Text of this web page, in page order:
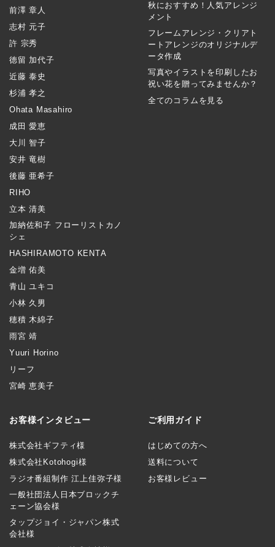
前澤 章人
志村 元子
許 宗秀
徳留 加代子
近藤 泰史
杉浦 孝之
Ohata Masahiro
成田 愛恵
大川 智子
安井 竜樹
後藤 亜希子
RIHO
立本 清美
加納佐和子 フローリストカノ
シェ
HASHIRAMOTO KENTA
金増 佑美
青山 ユキコ
小林 久男
穂積 木綿子
雨宮 靖
Yuuri Horino
リーフ
宮崎 恵美子
秋におすすめ！人気アレンジ
メント
フレームアレンジ・クリアト
ートアレンジのオリジナルデ
ータ作成
写真やイラストを印刷したお
祝い花を贈ってみませんか？
全てのコラムを見る
お客様インタビュー
株式会社ギフティ様
株式会社Kotohogi様
ラジオ番組制作 江上佳弥子様
一般社団法人日本ブロックチ
ェーン協会様
タップジョイ・ジャパン株式
会社様
ご利用ガイド
はじめての方へ
送料について
お客様レビュー